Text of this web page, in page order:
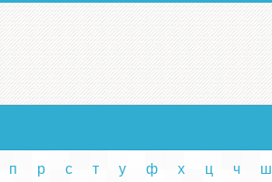
п р с т у ф х ц ч ш